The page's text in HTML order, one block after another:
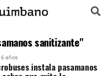
sanitizante"
años
instala pasamanos